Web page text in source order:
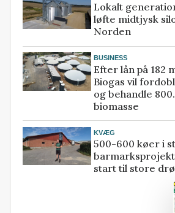
Lokalt
løfte midtjysk
Norden
BUSINESS
Efter lån på 182
Biogas vil
og behandle
biomasse
KVÆG
500-600 køer i
start til store